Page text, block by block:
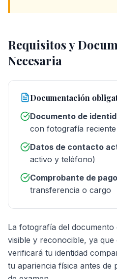
Requisitos y
Necesaria
Documentación
Documento de
con fotografía
Datos de contacto
activo y teléfono)
Comprobante de pago
transferencia o cargo
La fotografía del documento
visible y reconocible, ya
verificará tu identidad
tu apariencia física antes de